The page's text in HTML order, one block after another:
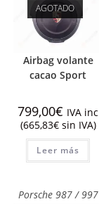
AGOTADO
Airbag volante
cacao Sport
799,00€ IVA inc
(665,83€sin IVA)
Leer más
Porsche 987 / 997